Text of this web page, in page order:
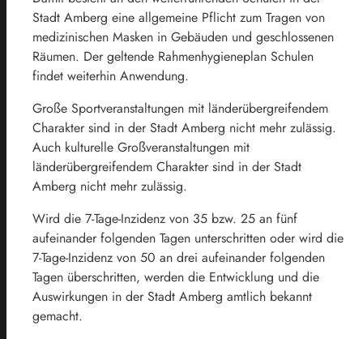
Stadt Amberg eine allgemeine Pflicht zum Tragen von
medizinischen Masken in Gebäuden und geschlossenen
Räumen. Der geltende Rahmenhygieneplan Schulen
findet weiterhin Anwendung.
Große Sportveranstaltungen mit länderübergreifendem
Charakter sind in der Stadt Amberg nicht mehr zulässig.
Auch kulturelle Großveranstaltungen mit
länderübergreifendem Charakter sind in der Stadt
Amberg nicht mehr zulässig.
Wird die 7-Tage-Inzidenz von 35 bzw. 25 an fünf
aufeinander folgenden Tagen unterschritten oder wird die
7-Tage-Inzidenz von 50 an drei aufeinander folgenden
Tagen überschritten, werden die Entwicklung und die
Auswirkungen in der Stadt Amberg amtlich bekannt
gemacht.